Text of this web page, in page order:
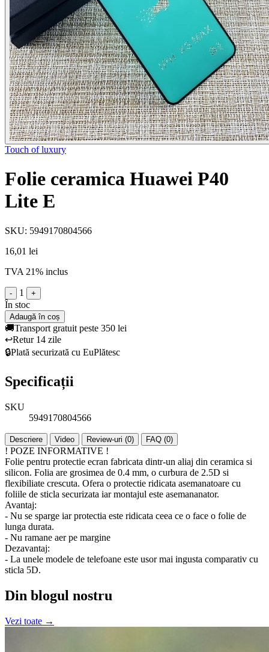
Touch of luxury
Folie ceramica Huawei P40
Lite E
SKU: 5949170804566
16,01 lei
TVA 21% inclus
- 1 +
În stoc
Adaugă în coș
🚚Transport gratuit peste 350 lei
↩️Retur 14 zile
🔒Plată securizată cu EuPlătesc
Specificații
SKU
5949170804566
Descriere Video Review-uri (0) FAQ (0)
! POZE INFORMATIVE !
Folie pentru protectie ecran fabricata dintr-un aliaj din ceramica si
silicon. Folia are grosimea de 0.4 mm, o curbura de 2.5D si
flexibiliate crescuta. Ofera o protectie ridicata asemanatoare cu
foliile de sticla securizata iar montajul este asemananator.
Avantaj:
- Nu se sparge iar protectia este ridicata ceea ce o face o folie de
lunga durata.
- Nu ramane aer pe margine
Dezavantaj:
- La unele modele de telefoane este usor mai ingusta comparativ cu
sticla 5D.
Din blogul nostru
Vezi toate →